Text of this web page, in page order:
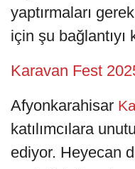
yaptırmaları
için şu
Karavan Fest
Afyonkarahisar
katılımcılara
ediyor. Heyecan